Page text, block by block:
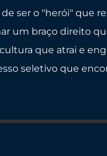
de ser o "herói" que
um braço direito
que atrai e
seletivo que